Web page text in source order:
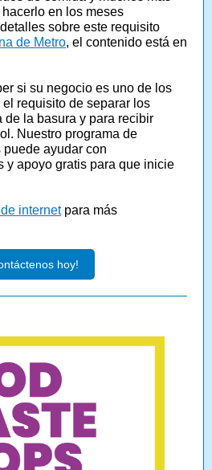
en los meses
sobre este requisito
de Metro, el contenido está en
si su negocio es uno de los
requisito de separar los
de la basura y para recibir
Nuestro programa de
ayudar con
y apoyo gratis para que inicie
internetpara más
hoy!